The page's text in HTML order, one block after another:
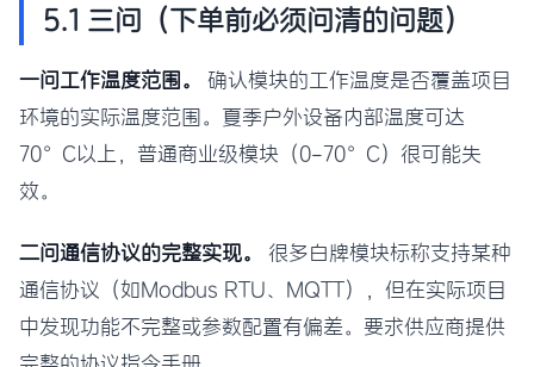
5.1 三问（下单前必须问清的问题）
一问工作温度范围。
确认模块的工作温度是否覆盖项目
环境的实际温度范围。夏季户外设备内部温度可达
70°C以上，普通商业级模块（0-70°C）很可能失
效。
二问通信协议的完整实现。
很多白牌模块标称支持某种
通信协议（如Modbus RTU、MQTT），但在实际项目
中发现功能不完整或参数配置有偏差。要求供应商提供